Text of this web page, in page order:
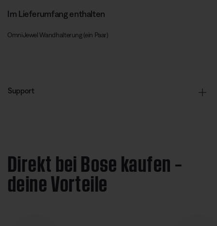
Im Lieferumfang enthalten
OmniJewel Wandhalterung (ein Paar)
Support
Direkt bei Bose kaufen –
deine Vorteile